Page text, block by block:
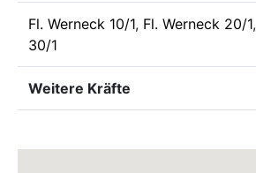
Fl. Werneck 10/1, Fl. Werneck 20/1,
30/1
Weitere Kräfte